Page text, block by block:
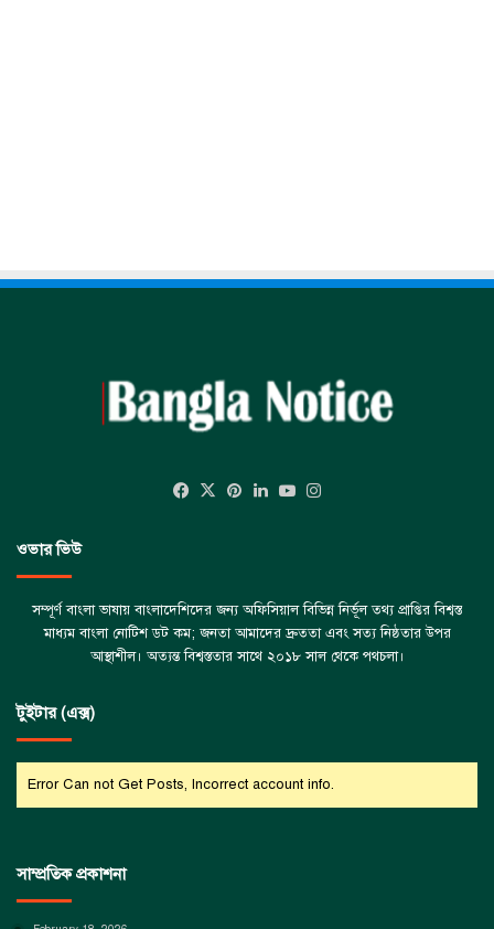
Facebook
X Pinterest
LinkedInYouTube
ওভার ভিউ
সম্পূর্ণ বাংলা ভাষায় বাংলাদেশিদের জন্য অফিসিয়াল বিভিন্ন নির্ভূল তথ্য প্রাপ্তির বিশ্বস্ত
মাধ্যম বাংলা নোটিশ ডট কম; জনতা আমাদের দ্রুততা এবং সত্য নিষ্ঠতার উপর
আস্থাশীল। অত্যন্ত বিশ্বস্ততার সাথে ২০১৮ সাল থেকে পথচলা।
টুইটার (এক্স)
Error Can not Get Posts, Incorrect account info.
সাম্প্রতিক প্রকাশনা